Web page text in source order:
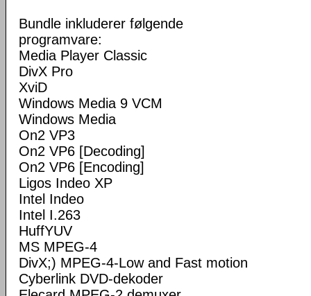
Bundle inkluderer følgende
programvare:
Media Player Classic
DivX Pro
XviD
Windows Media 9 VCM
Windows Media
On2 VP3
On2 VP6 [Decoding]
On2 VP6 [Encoding]
Ligos Indeo XP
Intel Indeo
Intel I.263
HuffYUV
MS MPEG-4
DivX;) MPEG-4-Low and Fast motion
Cyberlink DVD-dekoder